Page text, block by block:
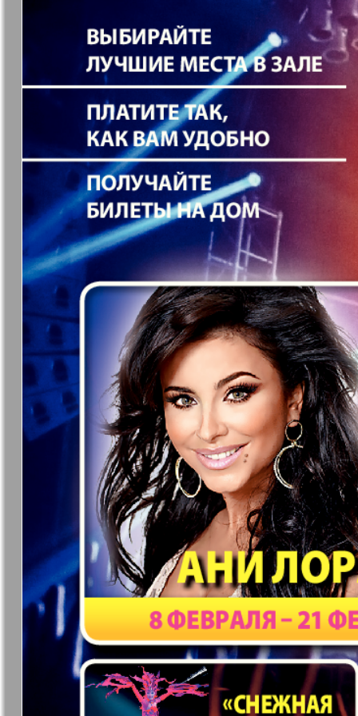
30
3
7
13
19
25
31
37
43
49
55
61
МК-Германия
планета мнений
МК-
Новые Земляки
Panorama-mir Партнер
Русский вояж
Архив необновляющихся на сайте изданий
7плюс7я Авангард
Анонс Антенна
Афиша Augsburg Бизнес
Ваша газета Версия
Вечное
сокровище
Восточная
Германия